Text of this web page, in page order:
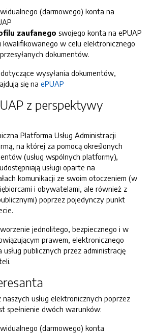
(darmowego) konta na
zaufanego swojego konta na ePUAP
w celu elektronicznego
dokumentów.
wysyłania dokumentów,
się na ePUAP
z perspektywy
Platforma Usług Administracji
na której za pomocą określonych
(usług wspólnych platformy),
usługi oparte na
komunikacji ze swoim otoczeniem (w
i obywatelami, ale również z
poprzez pojedynczy punkt
jednolitego, bezpiecznego i w
prawem, elektronicznego
usług publicznych przez administrację
usług elektronicznych poprzez
spełnienie dwóch warunków:
(darmowego) konta